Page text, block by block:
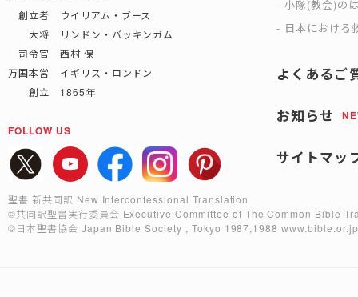
創立者 ウイリアム・ブース
大将 リンドン・バッキンガム
司令官 西村 保
万国本営 イギリス・ロンドン
創立 1865年
FOLLOW US
小隊(教会)の
日本における
よくあるご
お知らせ
サイトマッ
聖書 新共同訳 New Interconfessional Translation
©共同訳聖書実行委員会 Executive Committee of The Common Bible
©日本聖書協会 Japan Bible Society , Tokyo 1987,1988www.bible.or.jp